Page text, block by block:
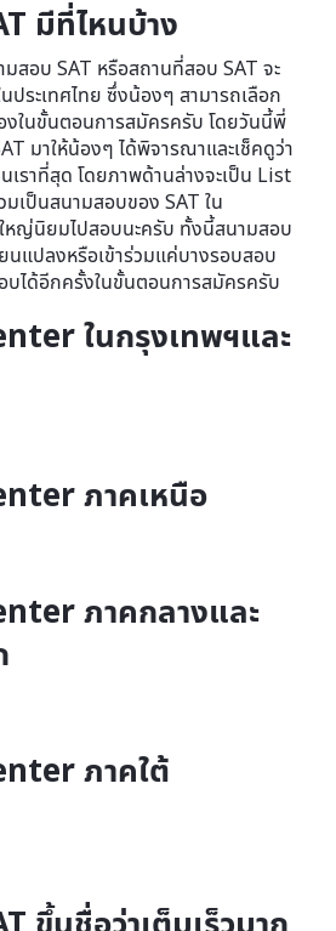
มีที่ไหนบ้าง
บ SAT หรือสถานที่สอบ SAT จะ
ประเทศไทย ซึ่งน้องๆ สามารถเลือก
งในขั้นตอนการสมัครครับ โดยวันนี้พี่
มาให้น้องๆ ได้พิจารณาและเช็คดูว่า
เราที่สุด โดยภาพด้านล่างจะเป็น List
มเป็นสนามสอบของ SAT ใน
หญ่นิยมไปสอบนะครับ ทั้งนี้สนามสอบ
นแปลงหรือเข้าร่วมแค่บางรอบสอบ
บได้อีกครั้งในขั้นตอนการสมัครครับ
ในกรุงเทพฯและ
ภาคเหนือ
ภาคกลางและ
ภาคใต้